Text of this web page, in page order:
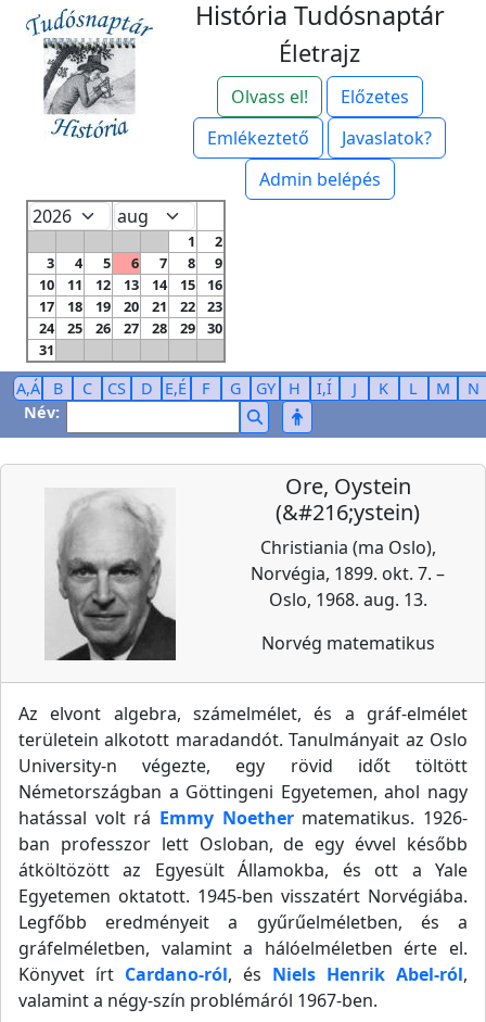
História Tudósnaptár
Életrajz
Olvass el!
Előzetes
Emlékeztető
Javaslatok?
Admin belépés
1
2
3
4 5 6 7 8
9
10
11 12 13 14 15
16
17
18 19 20 21 22
23
24
25 26 27 28 29
30
31
A,Á B C CS D E,É F G GY H I,Í J K L M
N
Név:
Ore, Oystein
(&#216;ystein)
Christiania (ma Oslo),
Norvégia, 1899. okt. 7. –
Oslo, 1968. aug. 13.
Norvég matematikus
Az elvont algebra, számelmélet, és a gráf-elmélet
területein alkotott maradandót. Tanulmányait az Oslo
University-n végezte, egy rövid időt töltött
Németországban a Göttingeni Egyetemen, ahol nagy
hatással volt rá Emmy Noethermatematikus. 1926-
ban professzor lett Osloban, de egy évvel később
átköltözött az Egyesült Államokba, és ott a Yale
Egyetemen oktatott. 1945-ben visszatért Norvégiába.
Legfőbb eredményeit a gyűrűelméletben, és a
gráfelméletben, valamint a hálóelméletben érte el.
Könyvet írt Cardano-ról, és Niels Henrik Abel-ról,
valamint a négy-szín problémáról 1967-ben.